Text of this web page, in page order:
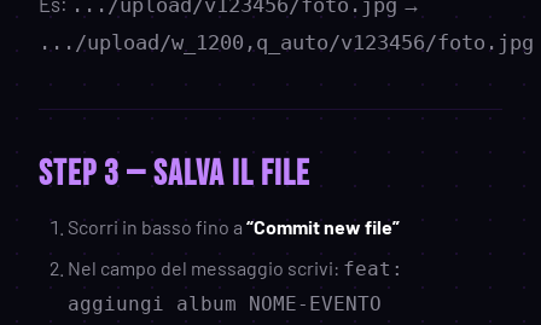
.../upload/w_1200,q_auto/v123456/foto.jpg
STEP 3 — Salva il file
Scorri in basso fino a “Commit new file”
Nel campo del messaggio scrivi: feat:
aggiungi album NOME-EVENTO